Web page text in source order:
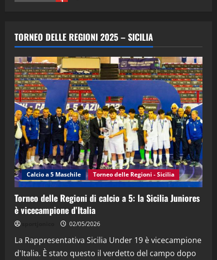
2
“SportEmpire” in Podcast: 29^ Puntata
(Martedi 28 Aprile 2026)
3
"SportEmpire" in Podcast
“SportEmpire” in Podcast: 28^ Puntata
(Martedi 21 Aprile 2026)
21/04/2026
4
"SportEmpire" in Podcast Sport News
“SportEmpire” in Podcast: 27^ Puntata
(Martedi 14 Aprile 2026)
15/04/2026
"SportEmpire" in Podcast
“SportEmpire” in Podcast: 26^ Puntata
08/04/2026
TORNEO DELLE REGIONI 2025 – SICILIA
Calcio a 5 Maschile Torneo delle Regioni - Sicilia
Torneo delle Regioni di calcio a 5: la Sicilia Juniores
è vicecampione d’Italia
02/05/2026
La Rappresentativa Sicilia Under 19 è vicecampione
d'Italia. È stato questo il verdetto del campo dopo